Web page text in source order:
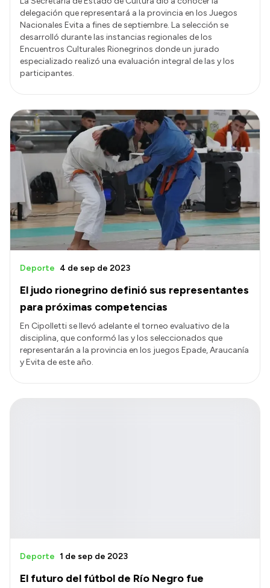
delegación que representará a la provincia en los Juegos
Nacionales Evita a fines de septiembre. La selección se
desarrolló durante las instancias regionales de los
Encuentros Culturales Rionegrinos donde un jurado
especializado realizó una evaluación integral de las y los
participantes.
El judo rionegrino definió sus representantes
para próximas competencias
Deporte 4 de sep de 2023
En Cipolletti se llevó adelante el torneo evaluativo de la
disciplina, que conformó las y los seleccionados que
representarán a la provincia en los juegos Epade, Araucanía
y Evita de este año.
El futuro del fútbol de Río Negro fue
Deporte 1 de sep de 2023